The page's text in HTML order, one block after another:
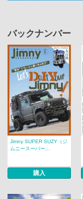
バックナンバー
Jimny SUPER SUZY（ジ
ムニースーパー...
購入